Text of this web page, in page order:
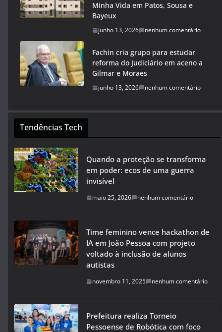
Minha Vida em Patos, Sousa e
Bayeux
junho 13, 2026 nenhum comentário
Fachin cria grupo para estudar
reforma do Judiciário em aceno a
Gilmar e Moraes
junho 13, 2026 nenhum comentário
Tendências Tech
Quando a proteção se transforma
em poder: ecos de uma guerra
invisível
maio 25, 2026 nenhum comentário
Time feminino vence hackathon de
IA em João Pessoa com projeto
voltado à inclusão de alunos
autistas
novembro 11, 2025 nenhum comentário
Prefeitura realiza Torneio
Pessoense de Robótica com foco